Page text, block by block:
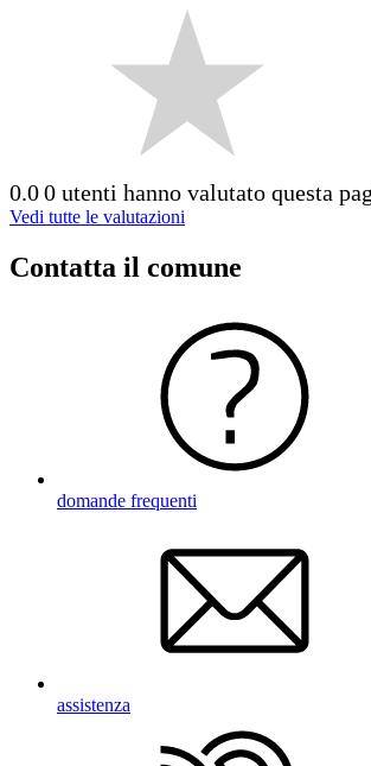
0.00 utenti hanno valutato questa
Vedi tutte le valutazioni
Contatta il comune
domande frequenti
assistenza